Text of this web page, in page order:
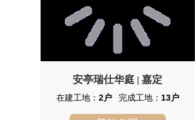
安亭瑞仕华庭 |嘉定
在建工地： 2户 完成工地： 13户